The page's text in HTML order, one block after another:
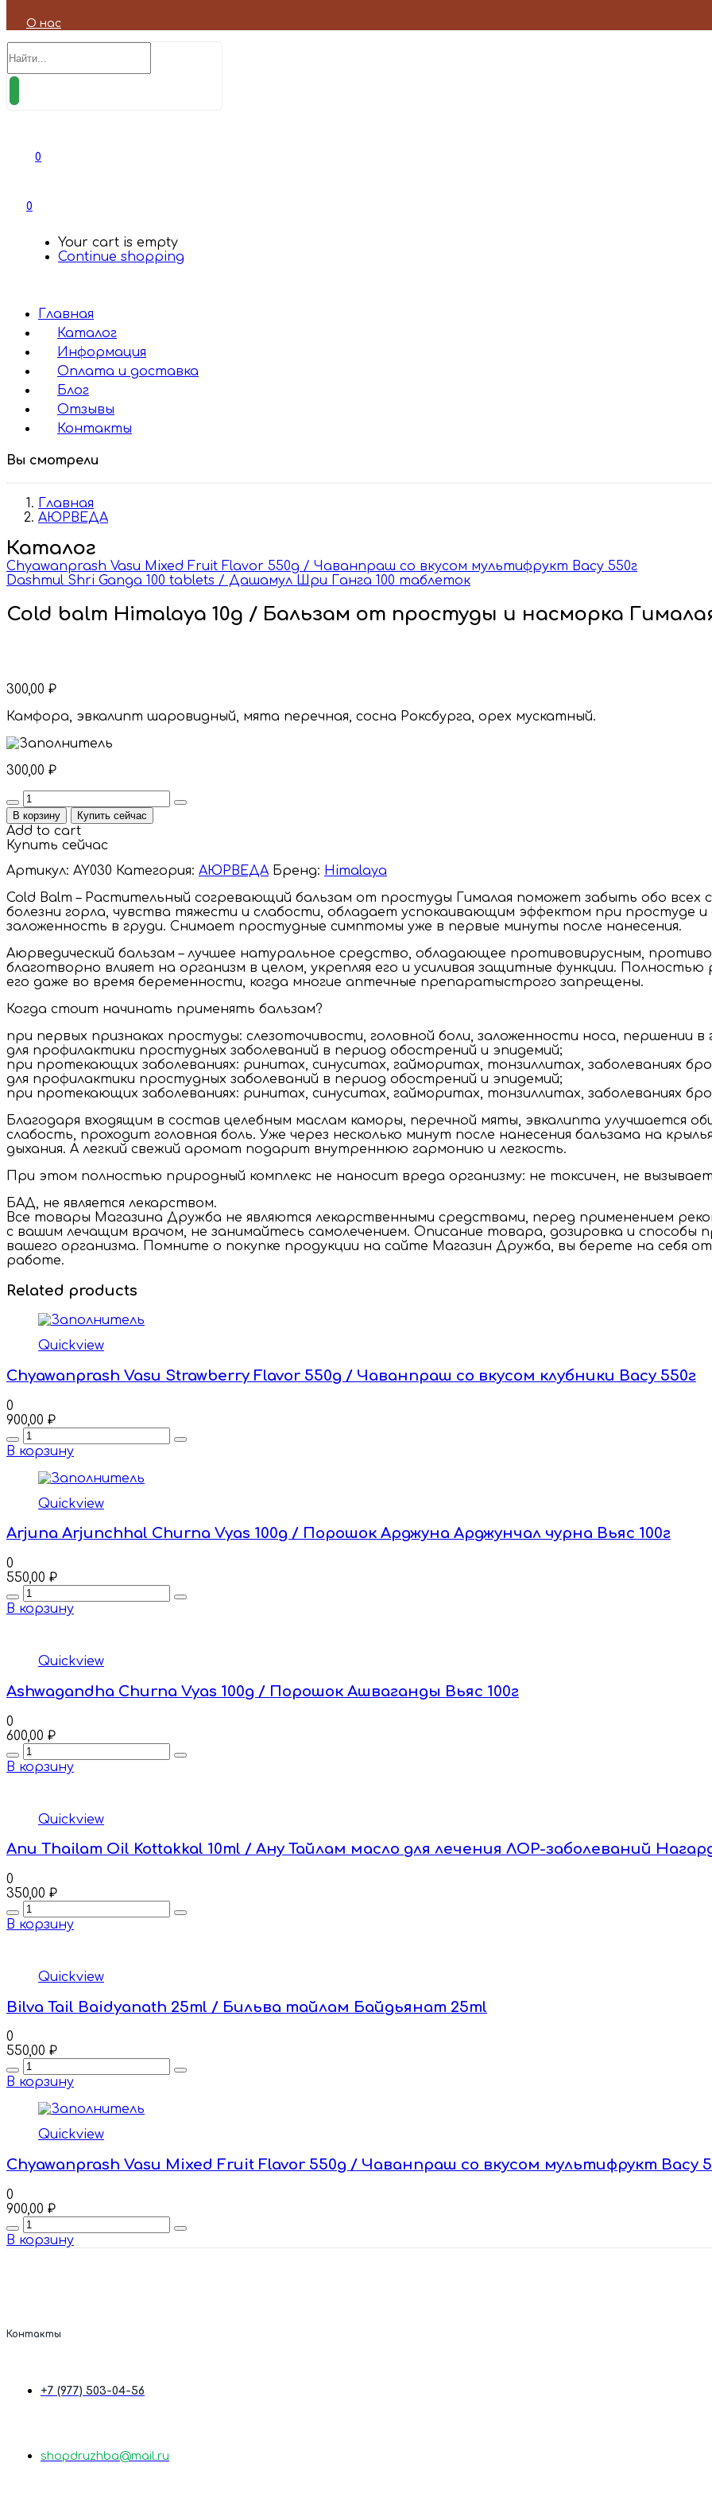
О нас
0
0
Your cart is empty
Continue shopping
Главная
Каталог
Информация
Оплата и доставка
Блог
Отзывы
Контакты
Вы смотрели
Главная
АЮРВЕДА
Каталог
Chyawanprash Vasu Mixed Fruit Flavor 550g / Чаванпраш со вкусом мультифрукт Васу 550г
Dashmul Shri Ganga 100 tablets / Дашамул Шри Ганга 100 таблеток
Cold balm Himalaya 10g / Бальзам от простуды и насморка
300,00 ₽
Камфора, эвкалипт шаровидный, мята перечная, сосна Роксбурга, орех мускатный.
300,00 ₽
Quantity
В корзину Купить сейчас
Add to cart
Купить сейчас
Артикул: AY030 Категория: АЮРВЕДА Бренд: Himalaya
Cold Balm – Растительный согревающий бальзам от простуды Гималая поможет забыть обо
болезни горла, чувства тяжести и слабости, обладает успокаивающим эффектом при простуде и
заложенность в груди. Снимает простудные симптомы уже в первые минуты после нанесения.
Аюрведический бальзам – лучшее натуральное средство, обладающее противовирусным,
благотворно влияет на организм в целом, укрепляя его и усиливая защитные функции.
его даже во время беременности, когда многие аптечные препаратыстрого запрещены.
Когда стоит начинать применять бальзам?
при первых признаках простуды: слезоточивости, головной боли, заложенности носа, першении в
для профилактики простудных заболеваний в период обострений и эпидемий;
при протекающих заболеваниях: ринитах, синуситах, гайморитах, тонзиллитах, заболеваниях
для профилактики простудных заболеваний в период обострений и эпидемий;
при протекающих заболеваниях: ринитах, синуситах, гайморитах, тонзиллитах, заболеваниях
Благодаря входящим в состав целебным маслам каморы, перечной мяты, эвкалипта улучшается
слабость, проходит головная боль. Уже через несколько минут после нанесения бальзама на
дыхания. А легкий свежий аромат подарит внутреннюю гармонию и легкость.
При этом полностью природный комплекс не наносит вреда организму: не токсичен, не
БАД, не является лекарством.
Все товары Магазина Дружба не являются лекарственными средствами, перед применением
с вашим лечащим врачом, не занимайтесь самолечением. Описание товара, дозировка и способы
вашего организма. Помните о покупке продукции на сайте Магазин Дружба, вы берете на себя
работе.
Related products
Quickview
Chyawanprash Vasu Strawberry Flavor 550g / Чаванпраш со вкусом клубники Васу 550г
0
900,00 ₽
Quantity
В корзину
Quickview
Arjuna Arjunchhal Churna Vyas 100g / Порошок Арджуна Арджунчал чурна Вьяс 100г
0
550,00 ₽
Quantity
В корзину
Quickview
Ashwagandha Churna Vyas 100g / Порошок Ашваганды Вьяс 100г
0
600,00 ₽
Quantity
В корзину
Quickview
Anu Thailam Oil Kottakkal 10ml / Ану Тайлам масло для лечения ЛОР-заболеваний
0
350,00 ₽
Quantity
В корзину
Quickview
Bilva Tail Baidyanath 25ml / Бильва тайлам Байдьянат 25ml
0
550,00 ₽
Quantity
В корзину
Quickview
Chyawanprash Vasu Mixed Fruit Flavor 550g / Чаванпраш со вкусом мультифрукт Васу
0
900,00 ₽
Quantity
В корзину
Контакты
+7 (977) 503-04-56
shopdruzhba@mail.ru